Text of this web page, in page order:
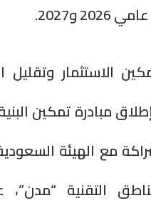
و2027.
الاستثمار وتقليل
مبادرة تمكين
مع الهيئة
التقنية